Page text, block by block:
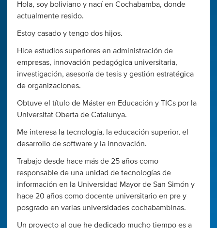
Hola, soy boliviano y nací en Cochabamba, donde
actualmente resido.
Estoy casado y tengo dos hijos.
Hice estudios superiores en administración de
empresas, innovación pedagógica universitaria,
investigación, asesoría de tesis y gestión estratégica
de organizaciones.
Obtuve el título de Máster en Educación y TICs por la
Universitat Oberta de Catalunya.
Me interesa la tecnología, la educación superior, el
desarrollo de software y la innovación.
Trabajo desde hace más de 25 años como
responsable de una unidad de tecnologías de
información en la Universidad Mayor de San Simón y
hace 20 años como docente universitario en pre y
posgrado en varias universidades cochabambinas.
Un proyecto al que he dedicado mucho tiempo es a